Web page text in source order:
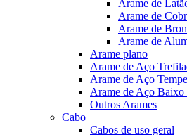
Arame de
Arame de
Arame de
Arame de
Arame plano
Arame de Aço
Arame de Aço
Arame de Aço Baixo
Outros Arames
Cabo
Cabos de uso geral